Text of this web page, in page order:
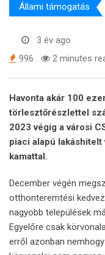
Állami támogatás
3 év ago
996
2 minutes
Havonta akár 100
törlesztőrészlettel
2023 végig a városi
piaci alapú
kamattal.
December végén
otthonteremtési
nagyobb települések
Egyelőre csak
erről azonban